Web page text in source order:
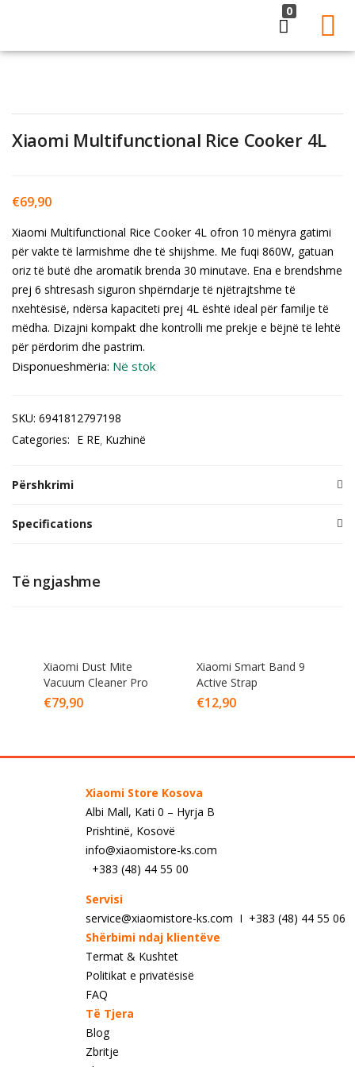
0
Remember me
Xiaomi Multifunctional Rice Cooker 4L
€69,90
Xiaomi Multifunctional Rice Cooker 4L ofron 10 mënyra gatimi
për vakte të larmishme dhe të shijshme. Me fuqi 860W, gatuan
oriz të butë dhe aromatik brenda 30 minutave. Ena e brendshme
prej 6 shtresash siguron shpërndarje të njëtrajtshme të
nxehtësisë, ndërsa kapaciteti prej 4L është ideal për familje të
mëdha. Dizajni kompakt dhe kontrolli me prekje e bëjnë të lehtë
për përdorim dhe pastrim.
Disponueshmëria: Në stok
SKU: 6941812797198
Categories: E RE Kuzhinë
Përshkrimi
Specifications
Të ngjashme
Xiaomi Dust Mite
Vacuum Cleaner Pro
€79,90
Xiaomi Smart Band 9
Active Strap
€12,90
Xiaomi Store Kosova
Albi Mall, Kati 0 – Hyrja B
Prishtinë, Kosovë
info@xiaomistore-ks.com
+383 (48) 44 55 00
Servisi
service@xiaomistore-ks.com I +383 (48) 44 55 06
Shërbimi ndaj klientëve
Termat & Kushtet
Politikat e privatësisë
FAQ
Të Tjera
Blog
Zbritje